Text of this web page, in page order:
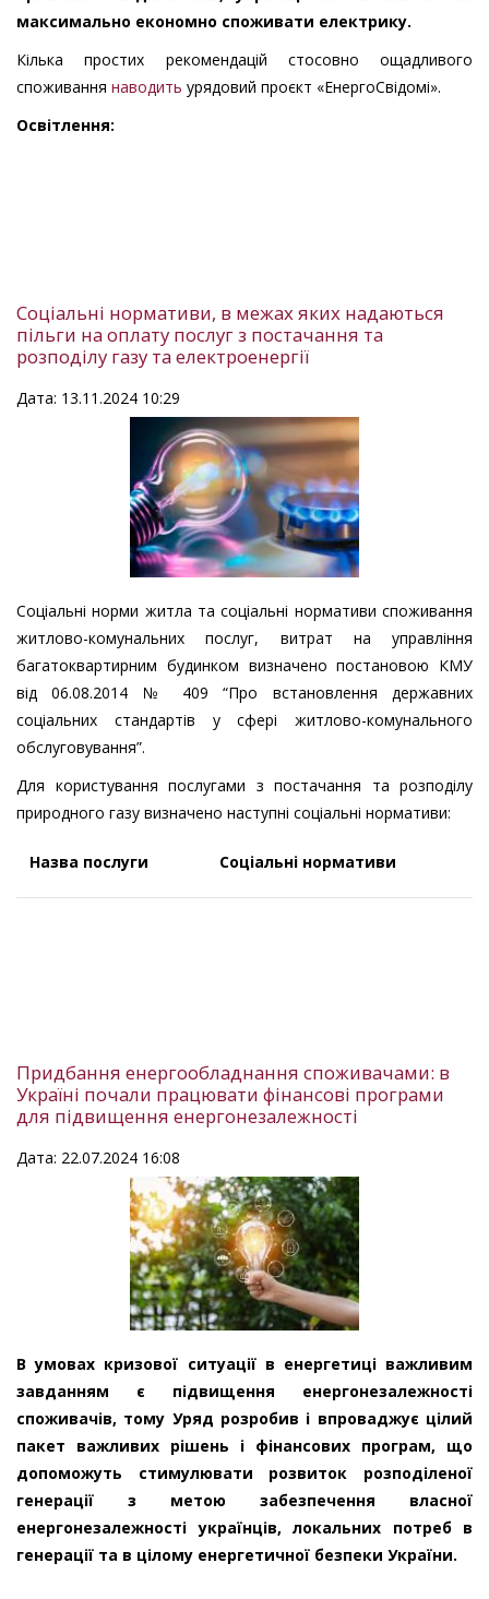
максимально економно споживати електрику.
Кілька простих рекомендацій стосовно ощадливого
споживання наводить урядовий проєкт «ЕнергоСвідомі».
Освітлення:
Соціальні нормативи, в межах яких надаються
пільги на оплату послуг з постачання та
розподілу газу та електроенергії
Дата: 13.11.2024 10:29
Соціальні норми житла та соціальні нормативи споживання
житлово-комунальних послуг, витрат на управління
багатоквартирним будинком визначено постановою КМУ
від 06.08.2014 № 409 “Про встановлення державних
соціальних стандартів у сфері житлово-комунального
обслуговування”.
Для користування послугами з постачання та розподілу
природного газу визначено наступні соціальні нормативи:
Назва послуги Соціальні нормативи
Придбання енергообладнання споживачами: в
Україні почали працювати фінансові програми
для підвищення енергонезалежності
Дата: 22.07.2024 16:08
В умовах кризової ситуації в енергетиці важливим
завданням є підвищення енергонезалежності
споживачів, тому Уряд розробив і впроваджує цілий
пакет важливих рішень і фінансових програм, що
допоможуть стимулювати розвиток розподіленої
генерації з метою забезпечення власної
енергонезалежності українців, локальних потреб в
генерації та в цілому енергетичної безпеки України.